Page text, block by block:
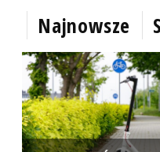
Najnowsze